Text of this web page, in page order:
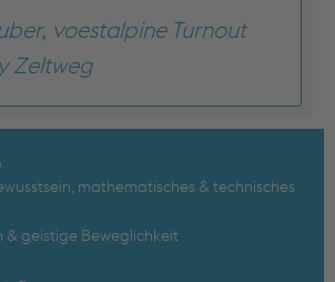
voestalpine Turnout
Zeltweg
mathematisches & technisches
& geistige Beweglichkeit